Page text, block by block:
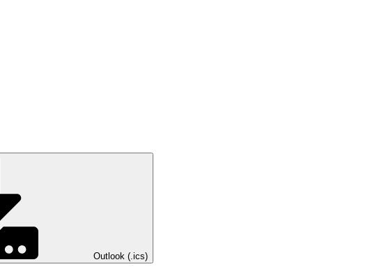
Outlook (.ics)